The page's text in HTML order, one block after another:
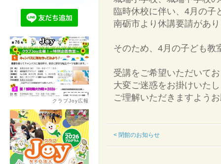
臨時休校に伴い、4月の子
南砺市より休講要請があ
そのため、4月の子ども教
受講をご希望いただいて
大変ご迷惑をお掛けいた
ご理解いただきますよう
< 閉館のお知らせ
クラブJoy広報